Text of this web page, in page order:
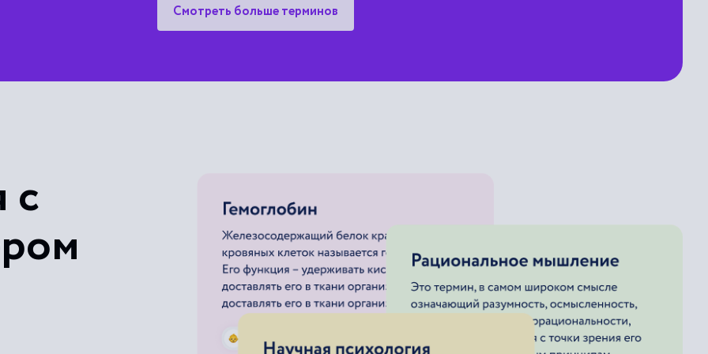
Смотреть больше терминов
с